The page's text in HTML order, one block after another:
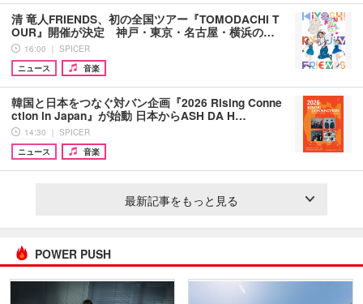
清 竜人FRIENDS、初の全国ツアー『TOMODACHI T
OUR』開催が決定 神戸・東京・名古屋・横浜の…
16:00 ｜ SPICER
ニュース
音楽
韓国と日本をつなぐ対バン企画『2026 Rising Conne
ction in Japan』が始動 日本からASH DA H…
14:30 ｜ SPICER
ニュース
音楽
最新記事をもっと見る
POWER PUSH